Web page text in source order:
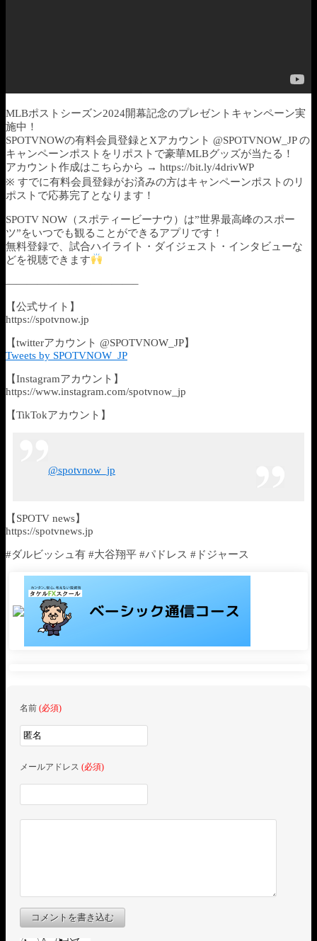
MLBポストシーズン2024開幕記念のプレゼントキャンペーン実
施中！
SPOTVNOWの有料会員登録とXアカウント @SPOTVNOW_JP の
キャンペーンポストをリポストで豪華MLBグッズが当たる！
アカウント作成はこちらから → https://bit.ly/4drivWP
※ すでに有料会員登録がお済みの方はキャンペーンポストのリ
ポストで応募完了となります！
SPOTV NOW（スポティービーナウ）は”世界最高峰のスポー
ツ”をいつでも観ることができるアプリです！
無料登録で、試合ハイライト・ダイジェスト・インタビューな
どを視聴できます
————————————–
【公式サイト】
https://spotvnow.jp​​​​​​​​​​
【twitterアカウント @SPOTVNOW_JP】
Tweets by SPOTVNOW_JP
【Instagramアカウント】
https://www.instagram.com/spotvnow_jp
【TikTokアカウント】
@spotvnow_jp
【SPOTV news】
https://spotvnews.jp
#ダルビッシュ有 #大谷翔平 #パドレス #ドジャース
名前 (必須)
メールアドレス (必須)
コメントを書き込む